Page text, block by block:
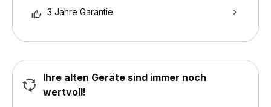
3 Jahre Garantie
Ihre alten Geräte sind immer noch
wertvoll!